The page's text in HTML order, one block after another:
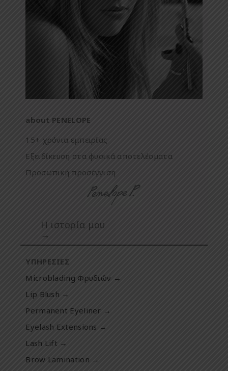
about PENELOPE
15+ χρόνια εμπειρίας
Εξειδίκευση στα φυσικά αποτελέσματα
Προσωπική προσέγγιση
Η ιστορία μου
→
ΥΠΗΡΕΣΙΕΣ
Microblading Φρυδιών →
Lip Blush →
Permanent Eyeliner →
Eyelash Extensions →
Lash Lift →
Brow Lamination →